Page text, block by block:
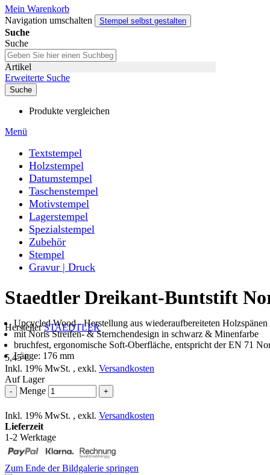
Mein Warenkorb
Navigation umschalten
Stempel selbst gestalten
Suche
Suche
Artikel
Erweiterte Suche
Suche
Produkte vergleichen
Menü
Textstempel
Holzstempel
Datumstempel
Taschenstempel
Motivstempel
Lagerstempel
Spezialstempel
Zubehör
Stempel
Gravur | Druck
Staedtler Dreikant-Buntstift
HerstellerSTAEDTLER
Upcycled Wood - Herstellung aus wiederaufbereiteten Holzspänen
mit Noris Streifen- & Sternchendesign in schwarz & Minenfarbe
bruchfest, ergonomische Soft-Oberfläche, entspricht der EN 71
Länge: 176 mm
5,45 €
Inkl. 19% MwSt. , exkl. Versandkosten
Auf Lager
- Menge +
Inkl. 19% MwSt. , exkl. Versandkosten
Lieferzeit
1-2 Werktage
Zum Ende der Bildgalerie springen